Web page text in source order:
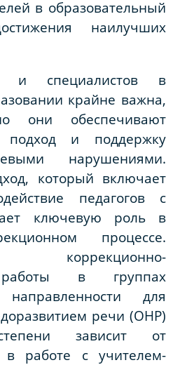
в образовательный
наилучших
и специалистов в
крайне важна,
они обеспечивают
подход и поддержку
нарушениями.
который включает
педагогов с
ключевую роль в
процессе.
коррекционно-
в группах
направленности для
речи (ОНР)
зависит от
в работе с учителем-